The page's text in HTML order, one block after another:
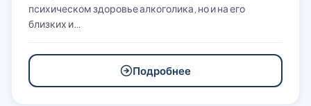
психическом здоровье алкоголика, но и на его
близких и…
Подробнее